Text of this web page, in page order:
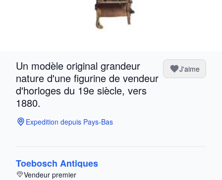
Un modèle original grandeur
nature d'une figurine de vendeur
d'horloges du 19e siècle, vers
1880.
J'aime
Expedition depuis Pays-Bas
Toebosch Antiques
Vendeur premier